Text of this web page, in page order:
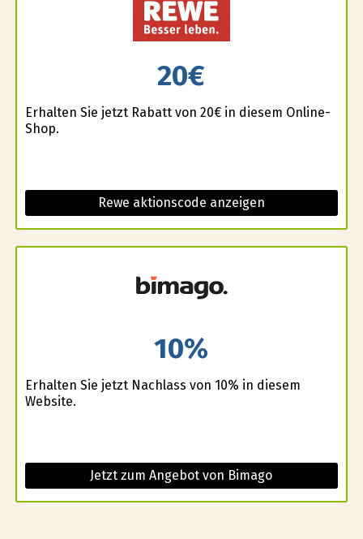
20€
Erhalten Sie jetzt Rabatt von 20€ in diesem Online-
Shop.
Rewe aktionscode anzeigen
10%
Erhalten Sie jetzt Nachlass von 10% in diesem
Website.
Jetzt zum Angebot von Bimago